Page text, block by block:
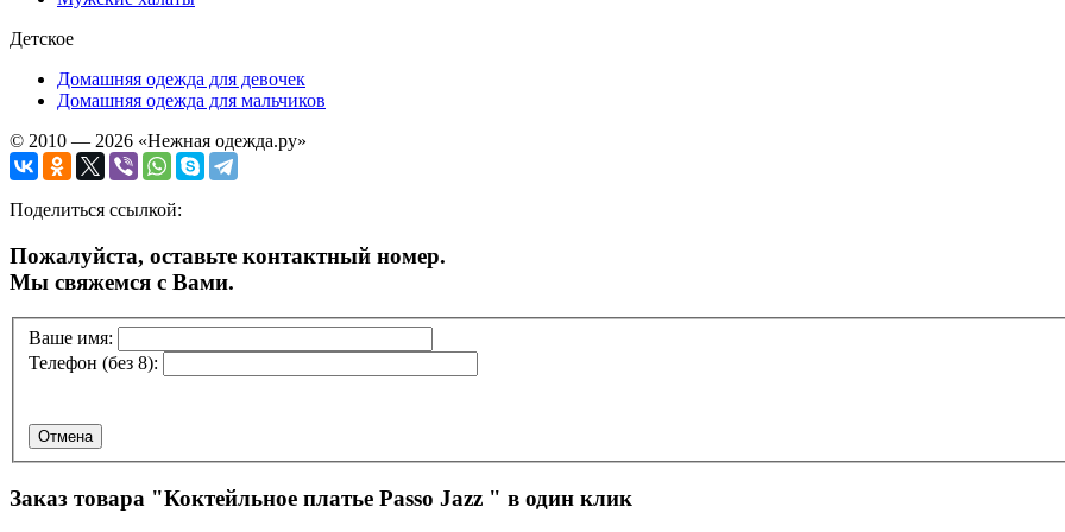
Детское
Домашняя одежда для девочек
Домашняя одежда для мальчиков
© 2010 — 2026 «Нежная одежда.ру»
Поделиться ссылкой:
Пожалуйста, оставьте контактный номер.
Мы свяжемся с Вами.
Ваше имя:
Телефон (без 8):
Отмена
Заказ товара "Коктейльное платье Passo Jazz " в один клик